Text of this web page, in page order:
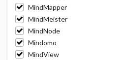
MindMapper
MindMeister
MindNode
Mindomo
MindView